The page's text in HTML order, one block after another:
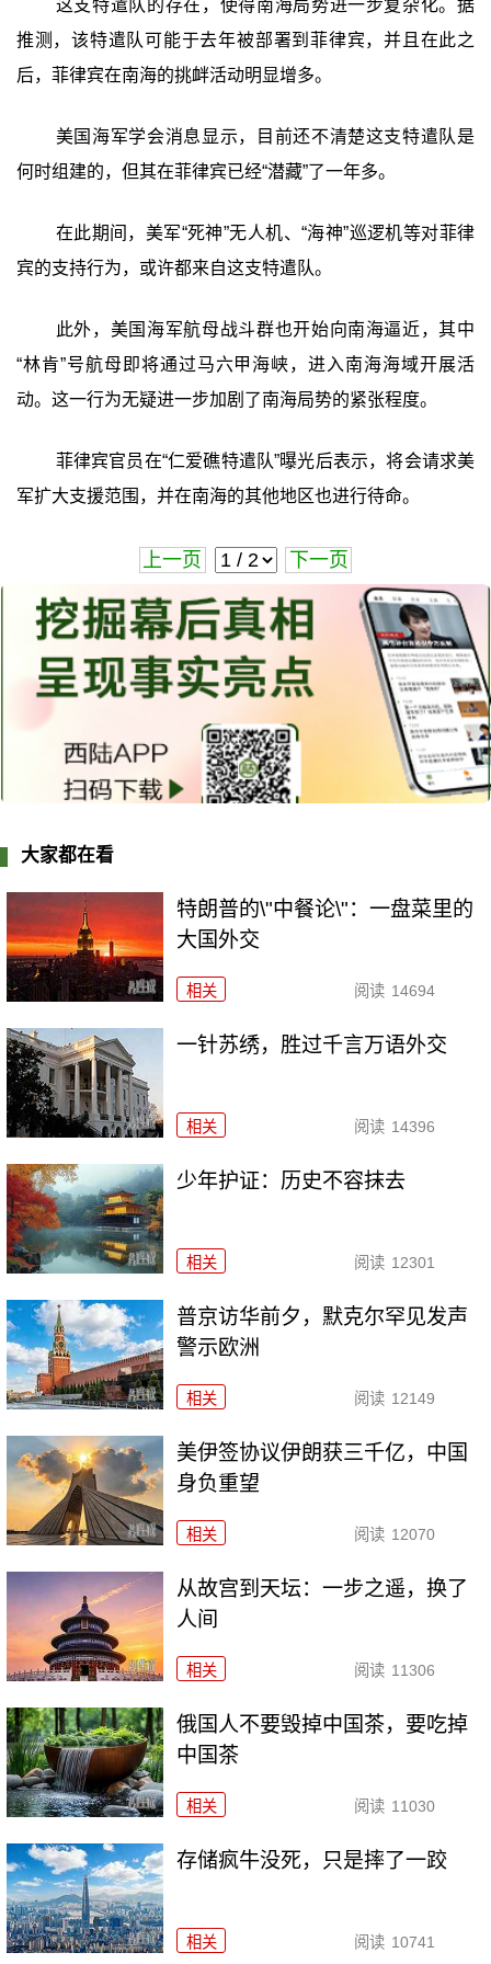
这支特遣队的存在，使得南海局势进一步复杂化。据
推测，该特遣队可能于去年被部署到菲律宾，并且在此之
后，菲律宾在南海的挑衅活动明显增多。
美国海军学会消息显示，目前还不清楚这支特遣队是
何时组建的，但其在菲律宾已经“潜藏”了一年多。
在此期间，美军“死神”无人机、“海神”巡逻机等对菲律
宾的支持行为，或许都来自这支特遣队。
此外，美国海军航母战斗群也开始向南海逼近，其中
“林肯”号航母即将通过马六甲海峡，进入南海海域开展活
动。这一行为无疑进一步加剧了南海局势的紧张程度。
菲律宾官员在“仁爱礁特遣队”曝光后表示，将会请求美
军扩大支援范围，并在南海的其他地区也进行待命。
上一页 下一页
大家都在看
特朗普的\"中餐论\"：一盘菜里的
大国外交
相关 阅读 14694
一针苏绣，胜过千言万语外交
相关 阅读 14396
少年护证：历史不容抹去
相关 阅读 12301
普京访华前夕，默克尔罕见发声
警示欧洲
相关 阅读 12149
美伊签协议伊朗获三千亿，中国
身负重望
相关 阅读 12070
从故宫到天坛：一步之遥，换了
人间
相关 阅读 11306
俄国人不要毁掉中国茶，要吃掉
中国茶
相关 阅读 11030
存储疯牛没死，只是摔了一跤
相关 阅读 10741